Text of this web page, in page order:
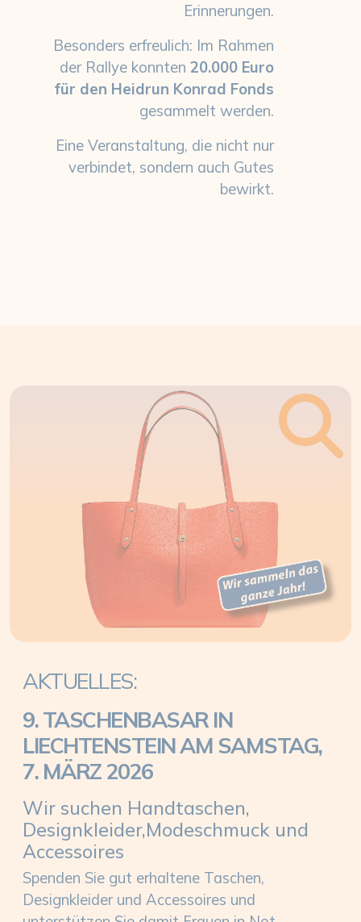
Erinnerungen.
Besonders erfreulich: Im Rahmen
der Rallye konnten 20.000 Euro
für den Heidrun Konrad Fonds
gesammelt werden.
Eine Veranstaltung, die nicht nur
verbindet, sondern auch Gutes
bewirkt.
AKTUELLES:
9. TASCHENBASAR IN
LIECHTENSTEINAM SAMSTAG,
7. MÄRZ 2026
Wir suchen Handtaschen,
Designkleider,Modeschmuck und
Accessoires
Spenden Sie gut erhaltene Taschen,
Designkleider und Accessoires und